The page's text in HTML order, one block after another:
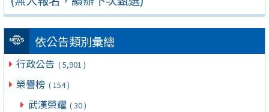
依公告類別彙總
行政公告 ( 5,901 )
榮譽榜 ( 154 )
武漢榮耀 ( 30 )